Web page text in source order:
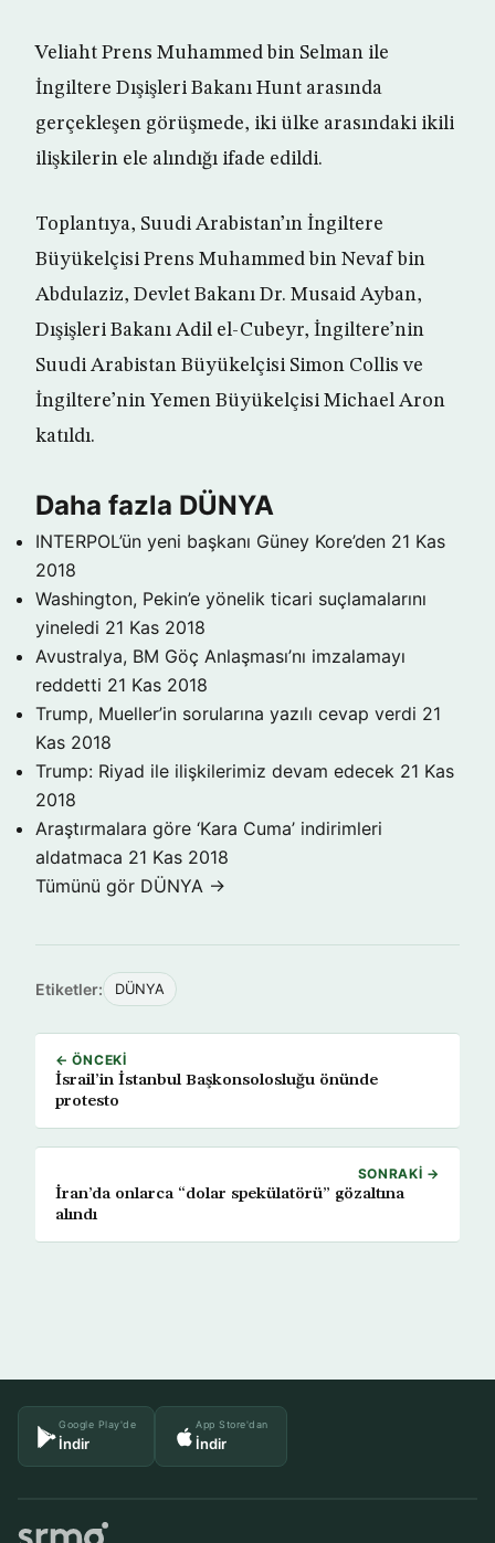
Veliaht Prens Muhammed bin Selman ile
İngiltere Dışişleri Bakanı Hunt arasında
gerçekleşen görüşmede, iki ülke arasındaki ikili
ilişkilerin ele alındığı ifade edildi.
Toplantıya, Suudi Arabistan’ın İngiltere
Büyükelçisi Prens Muhammed bin Nevaf bin
Abdulaziz, Devlet Bakanı Dr. Musaid Ayban,
Dışişleri Bakanı Adil el-Cubeyr, İngiltere’nin
Suudi Arabistan Büyükelçisi Simon Collis ve
İngiltere’nin Yemen Büyükelçisi Michael Aron
katıldı.
Daha fazla DÜNYA
INTERPOL’ün yeni başkanı Güney Kore’den 21 Kas
2018
Washington, Pekin’e yönelik ticari suçlamalarını
yineledi 21 Kas 2018
Avustralya, BM Göç Anlaşması’nı imzalamayı
reddetti 21 Kas 2018
Trump, Mueller’in sorularına yazılı cevap verdi 21
Kas 2018
Trump: Riyad ile ilişkilerimiz devam edecek 21 Kas
2018
Araştırmalara göre ‘Kara Cuma’ indirimleri
aldatmaca 21 Kas 2018
Tümünü gör DÜNYA →
Etiketler: DÜNYA
← ÖNCEKI
İsrail’in İstanbul Başkonsolosluğu önünde
protesto
SONRAKI →
İran’da onlarca “dolar spekülatörü” gözaltına
alındı
Google Play'de
İndir
App Store'dan
İndir